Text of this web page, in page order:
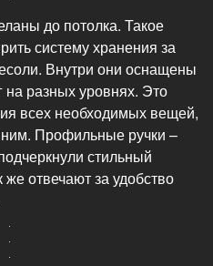
до потолка. Такое
систему хранения за
Внутри они оснащены
разных уровнях. Это
всех необходимых вещей,
Профильные ручки –
стильный
отвечают за удобство